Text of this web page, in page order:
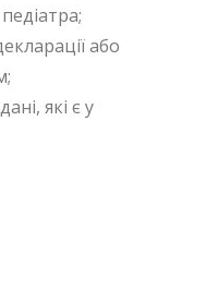
або
які є у